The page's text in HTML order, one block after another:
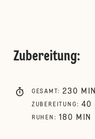
Zubereitung:
GESAMT : 230 MIN
ZUBEREITUNG : 40
RUHEN : 180 MIN